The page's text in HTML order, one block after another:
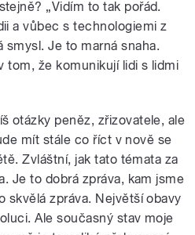
„Vidím to tak pořád.
a vůbec s technologiemi z
Je to marná snaha.
tom, že komunikují lidi s lidmi
otázky peněz, zřizovatele, ale
mít stále co říct v nově se
Zvláštní, jak tato témata za
Je to dobrá zpráva, kam jsme
skvělá zpráva. Největší obavy
Ale současný stav moje